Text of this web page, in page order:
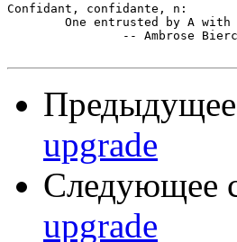
Confidant, confidante, n:
upgrade
Следующее
upgrade